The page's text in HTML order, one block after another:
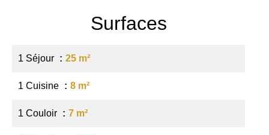
Surfaces
1 Séjour 25 m²
1 Cuisine 8 m²
1 Couloir 7 m²